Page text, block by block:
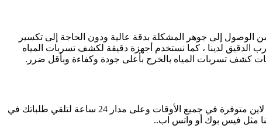
الوصول إلى جوهر المشكلة بدقة عالية ودون الحاجة إلى تكسير
الدقيق لدينا ، كما نستخدم أجهزة دقيقة لكشف تسربات المياه
كشف تسربات المياه بالخرج بأعلى جودة وكفاءة وبأقل ضرر.
إذا كنت عزيزي العميل تعاني من مشكلة تسربات المياه أو تشك في وجودها فلا تتردد في الاتصال بنا على الفور ، حيث أن أرقام شركة كلين لاين متوفرة في جميع الأوقات وعلى مدار 24 ساعة لتلقي طلباتك في
مثل فيس بوك أو واتس اب..